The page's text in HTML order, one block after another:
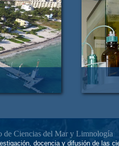
Universitaria
Sinaloa
Puerto Morelos,
de Ciencias del Mar y Limnología
docencia y difusión de las